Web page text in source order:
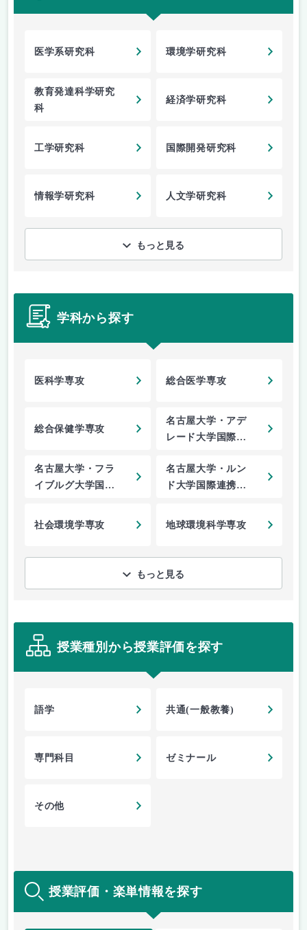
医学系研究科 環境学研究科
教育発達科学研究
科
経済学研究科
工学研究科 国際開発研究科
情報学研究科 人文学研究科
もっと見る
学科から探す
医科学専攻 総合医学専攻
総合保健学専攻
名古屋大学・アデ
レード大学国際連
名古屋大学・フラ
イブルグ大学国際
名古屋大学・ルン
ド大学国際連携総
社会環境学専攻 地球環境科学専攻
もっと見る
授業種別から授業評価を探す
語学 共通(一般教養)
専門科目 ゼミナール
その他
授業評価・楽単情報を探す